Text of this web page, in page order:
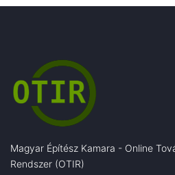
Magyar Építész Kamara - Online
Rendszer (OTIR)